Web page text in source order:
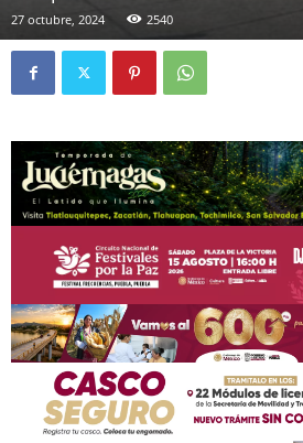
27 octubre, 2024 2540